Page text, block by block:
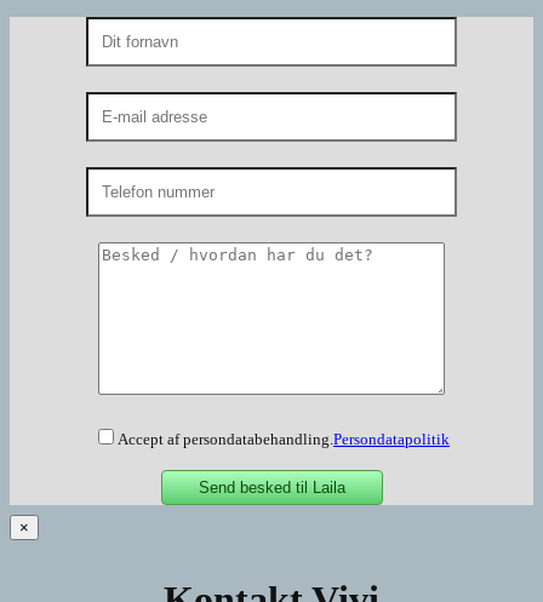
Accept af persondatabehandling. Persondatapolitik
×